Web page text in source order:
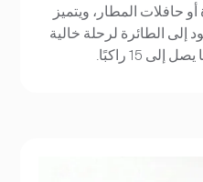
حافلات المطار، ويتميز
الطائرة لرحلة خالية
15 راكبًا.